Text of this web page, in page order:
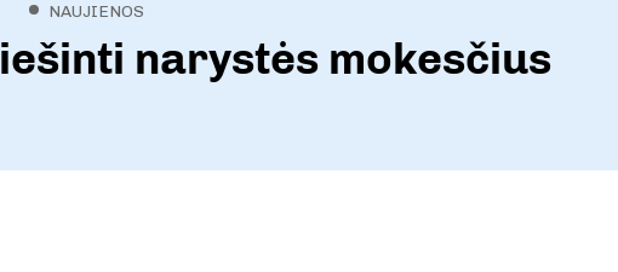
NAUJIENOS
narystės mokesčius